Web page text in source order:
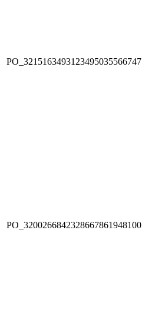
PO_3215163493123495035566747
PO_3200266842328667861948100